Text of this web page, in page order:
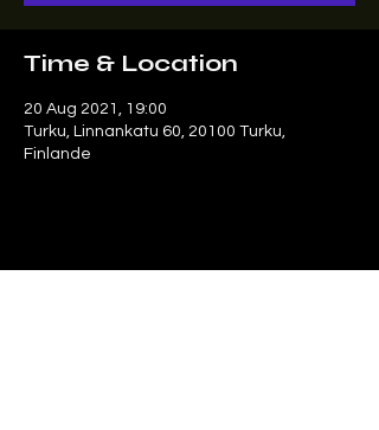
Time & Location
20 Aug 2021, 19:00
Turku, Linnankatu 60, 20100 Turku,
Finlande